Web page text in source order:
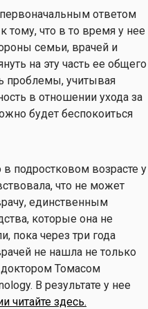
ответом
тому, что в то время у нее
семьи, врачей и
на эту часть ее общего
проблемы, учитывая
в отношении ухода за
будет беспокоиться
в подростковом возрасте у
что не может
единственным
которые она не
пока через три года
не нашла не только
Томасом
В результате у нее
читайте здесь.